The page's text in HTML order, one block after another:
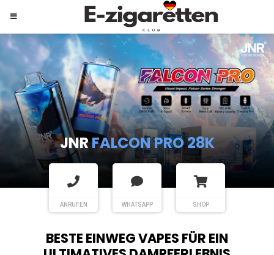
JNRSHISHA HOOKAH MAX
ANRUFEN WHATSAPP SHOP
BESTE EINWEG VAPES FÜR EIN